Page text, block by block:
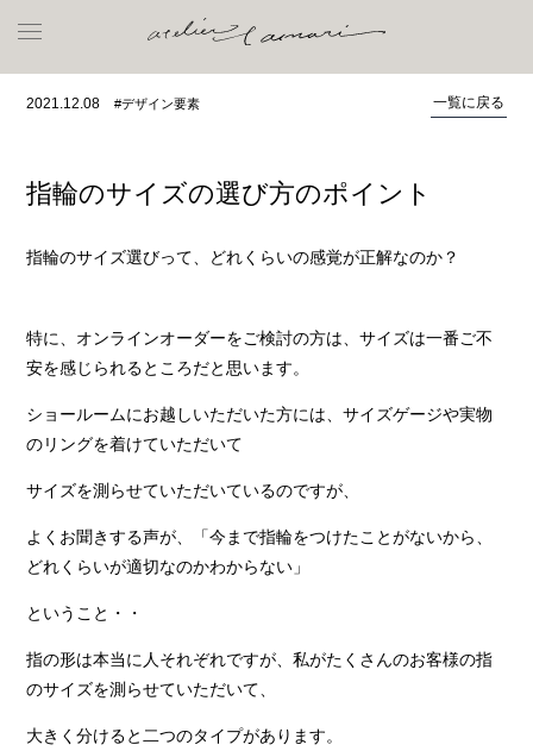
2021.12.08 #デザイン要素 一覧に戻る
指輪のサイズの選び方のポイント
指輪のサイズ選びって、どれくらいの感覚が正解なのか？
特に、オンラインオーダーをご検討の方は、サイズは一番ご不
安を感じられるところだと思います。
ショールームにお越しいただいた方には、サイズゲージや実物
のリングを着けていただいて
サイズを測らせていただいているのですが、
よくお聞きする声が、「今まで指輪をつけたことがないから、
どれくらいが適切なのかわからない」
ということ・・
指の形は本当に人それぞれですが、私がたくさんのお客様の指
のサイズを測らせていただいて、
大きく分けると二つのタイプがあります。